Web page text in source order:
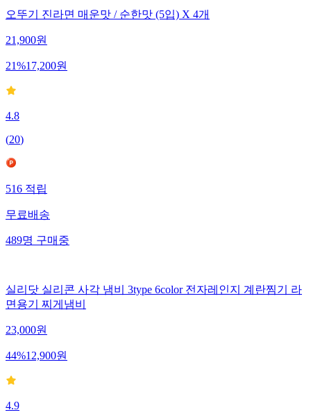
오뚜기 진라면 매운맛 / 순한맛 (5입) X 4개
21,900원
21%17,200원
4.8
(20)
516적립
무료배송
489명구매중
실리닷 실리콘 사각 냄비 3type 6color 전자레인지 계란찜기 라
면용기 찌게냄비
23,000원
44%12,900원
4.9